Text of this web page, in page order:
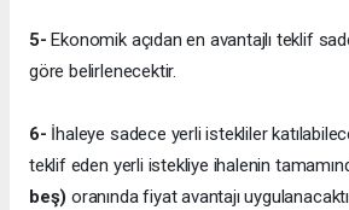
5- Ekonomik açıdan en avantajlı teklif
göre belirlenecektir.
6- İhaleye sadece yerli istekliler
teklif eden yerli istekliye ihalenin
beş)oranında fiyat avantajı